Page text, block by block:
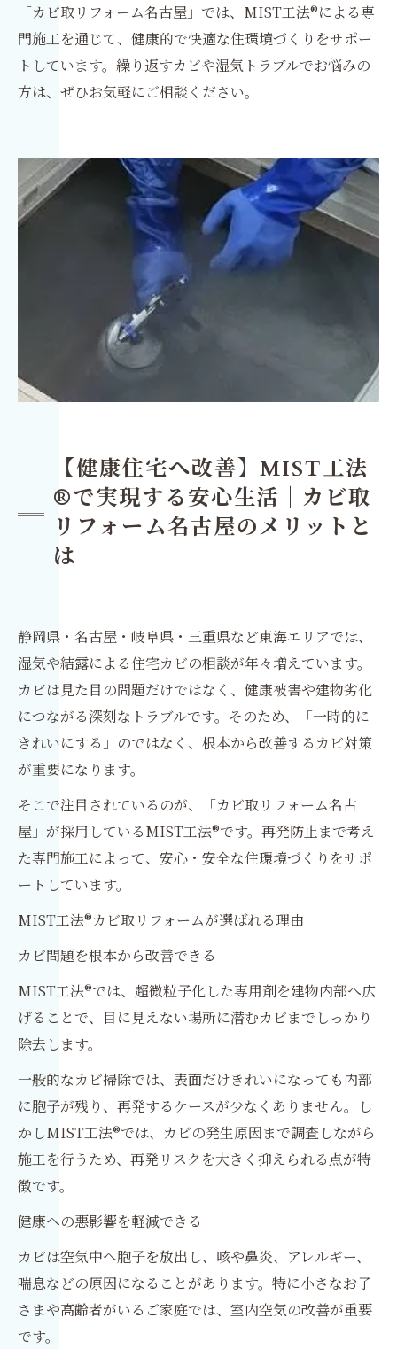
「カビ取リフォーム名古屋」では、MIST工法®による専
門施工を通じて、健康的で快適な住環境づくりをサポー
トしています。繰り返すカビや湿気トラブルでお悩みの
方は、ぜひお気軽にご相談ください。
【健康住宅へ改善】MIST工法
®で実現する安心生活｜カビ取
リフォーム名古屋のメリットと
は
静岡県・名古屋・岐阜県・三重県など東海エリアでは、
湿気や結露による住宅カビの相談が年々増えています。
カビは見た目の問題だけではなく、健康被害や建物劣化
につながる深刻なトラブルです。そのため、「一時的に
きれいにする」のではなく、根本から改善するカビ対策
が重要になります。
そこで注目されているのが、「カビ取リフォーム名古
屋」が採用しているMIST工法®です。再発防止まで考え
た専門施工によって、安心・安全な住環境づくりをサポ
ートしています。
MIST工法®カビ取リフォームが選ばれる理由
カビ問題を根本から改善できる
MIST工法®では、超微粒子化した専用剤を建物内部へ広
げることで、目に見えない場所に潜むカビまでしっかり
除去します。
一般的なカビ掃除では、表面だけきれいになっても内部
に胞子が残り、再発するケースが少なくありません。し
かしMIST工法®では、カビの発生原因まで調査しながら
施工を行うため、再発リスクを大きく抑えられる点が特
徴です。
健康への悪影響を軽減できる
カビは空気中へ胞子を放出し、咳や鼻炎、アレルギー、
喘息などの原因になることがあります。特に小さなお子
さまや高齢者がいるご家庭では、室内空気の改善が重要
です。